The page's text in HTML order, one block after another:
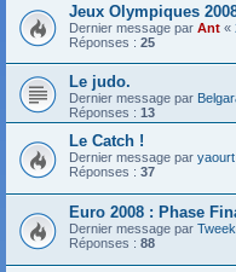
Jeux Olympiques
Dernier message par Ant «
Réponses : 25
Le judo.
Dernier message par
Réponses : 13
Le Catch !
Dernier message par yaourt
Réponses : 37
Euro 2008 : Phase
Dernier message par Tweek
Réponses : 88